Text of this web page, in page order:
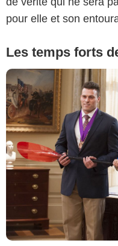
pour elle et son
Les temps forts